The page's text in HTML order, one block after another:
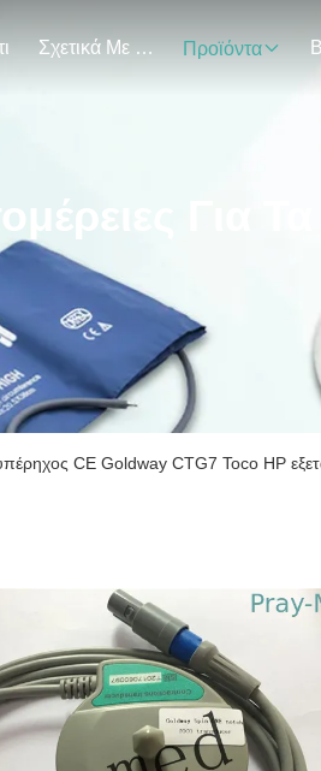
Σχετικά Με Εμάς Προϊόντα
Για Τα
CE Goldway CTG7 Toco HP